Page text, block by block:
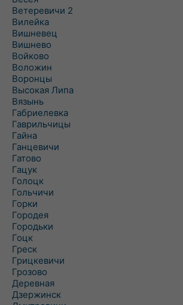
Ветеревичи 2
Вилейка
Вишневец
Вишнево
Войково
Воложин
Воронцы
Высокая Липа
Вязынь
Габриелевка
Гаврильчицы
Гайна
Ганцевичи
Гатово
Гацук
Голоцк
Гольчичи
Горки
Городея
Городьки
Гоцк
Греск
Грицкевичи
Грозово
Деревная
Дзержинск